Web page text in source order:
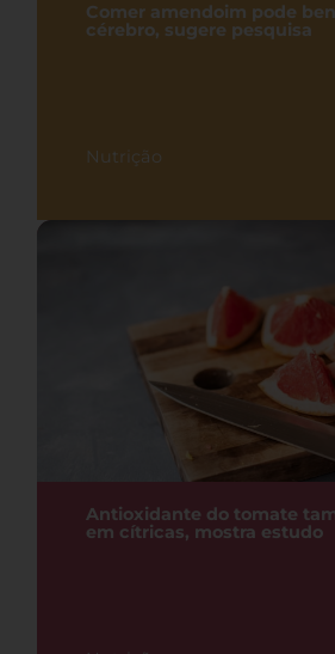
Comer amendoim pode
cérebro, sugere pesquisa
Nutrição
Antioxidante do tomate
em cítricas, mostra estudo